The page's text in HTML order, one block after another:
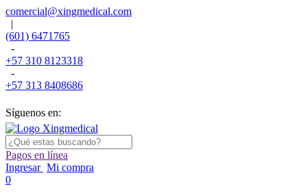
comercial@xingmedical.com
|
(601) 6471765
-
+57 310 8123318
-
+57 313 8408686
Síguenos en:
Pagos en línea
Ingresar Mi compra
0